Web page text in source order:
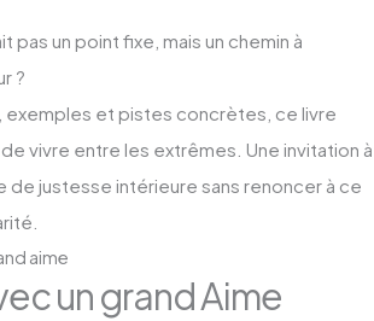
pas un point fixe, mais un chemin à
?
exemples et pistes concrètes, ce livre
vivre entre les extrêmes. Une invitation à
de justesse intérieure sans renoncer à ce
un grand Aime